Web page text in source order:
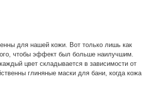
для нашей кожи. Вот только лишь как
чтобы эффект был больше наилучшим.
цвет складывается в зависимости от
глиняные маски для бани, когда кожа